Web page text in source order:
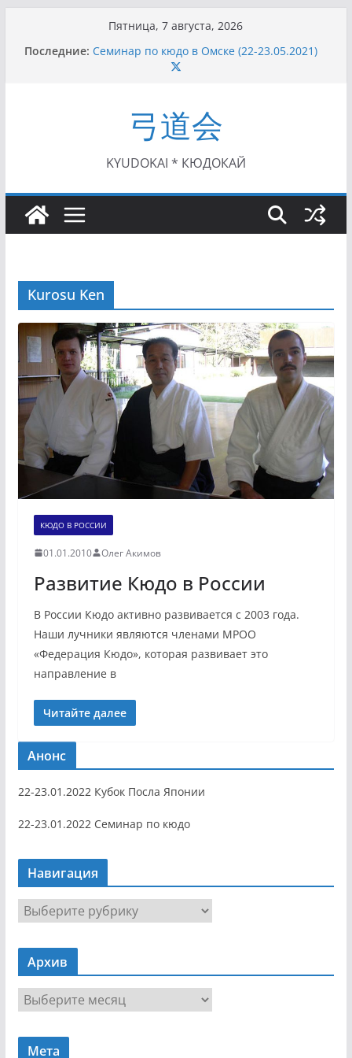
содержимому
Пятница, 7 августа, 2026
Последние: Семинар по кюдо в Омске (22-23.05.2021)
Чемпионат Росcии, Дёмино (2-5.09.2021)
II Кубок Посла Японии в России по Кюдо,
Орёл (25.07.2021)
I этап Кубка Московской области по Кюдо /
Сейдокан II (27.06.2021)
弓道会
KYUDOKAI * КЮДОКАЙ
Kurosu Ken
КЮДО В РОССИИ
01.01.2010 Олег Акимов
Развитие Кюдо в России
В России Кюдо активно развивается с 2003 года.
Наши лучники являются членами МРОО
«Федерация Кюдо», которая развивает это
направление в
Читайте далее
Анонс
22-23.01.2022 Кубок Посла Японии
22-23.01.2022 Семинар по кюдо
Навигация
Н
а
в
г
Архив
р
х
Мета